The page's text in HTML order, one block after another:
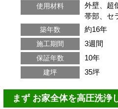
使用材料
外壁、超
帯部、セ
築年数 約16年
施工期間 3週間
保証年数 10年
建坪 35坪
まず お家全体を高圧洗浄